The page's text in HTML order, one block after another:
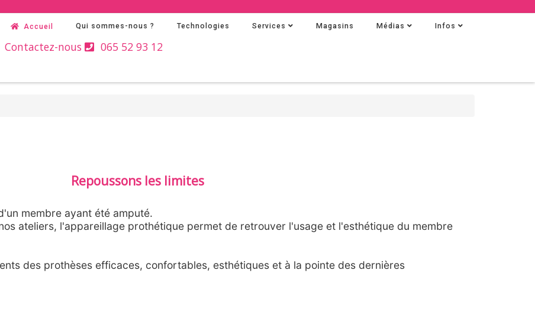
Accueil Qui sommes-nous ? Technologies Services Magasins Médias Infos
Contactez-nous 065 52 93 12
Repoussons les limites
membre ayant été amputé.
ateliers, l'appareillage prothétique permet de retrouver l'usage et l'esthétique du membre
des prothèses efficaces, confortables, esthétiques et à la pointe des dernières